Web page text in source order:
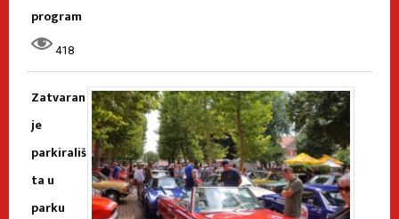
program
418
Zatvaran
je
parkirališ
ta u
parku